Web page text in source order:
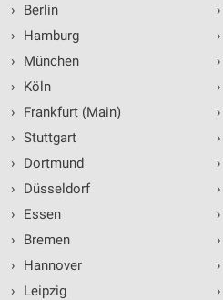
›
Berlin
›
Hamburg
›
München
›
Köln
›
Frankfurt (Main)
› Stuttgart
›
Dortmund
›
Düsseldorf
›
Essen
›
Bremen
›
Hannover
›
Leipzig
›
›
›
›
›
›
›
›
›
›
›
›